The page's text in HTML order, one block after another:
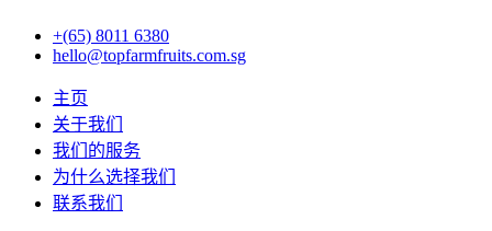
+(65) 8011 6380
hello@topfarmfruits.com.sg
主页
关于我们
我们的服务
为什么选择我们
联系我们